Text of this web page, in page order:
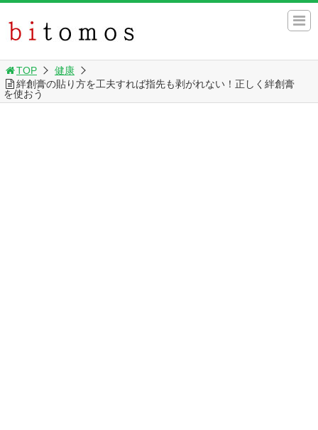
TOP
健康
絆創膏の貼り方を工夫すれば指先も剥がれない！正しく絆創膏
を使おう